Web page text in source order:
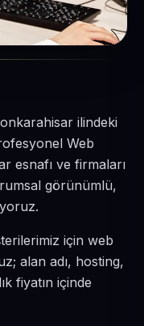
ilindeki
Web
esnafı ve firmaları
görünümlü,
için web
alan adı, hosting,
fiyatın içinde